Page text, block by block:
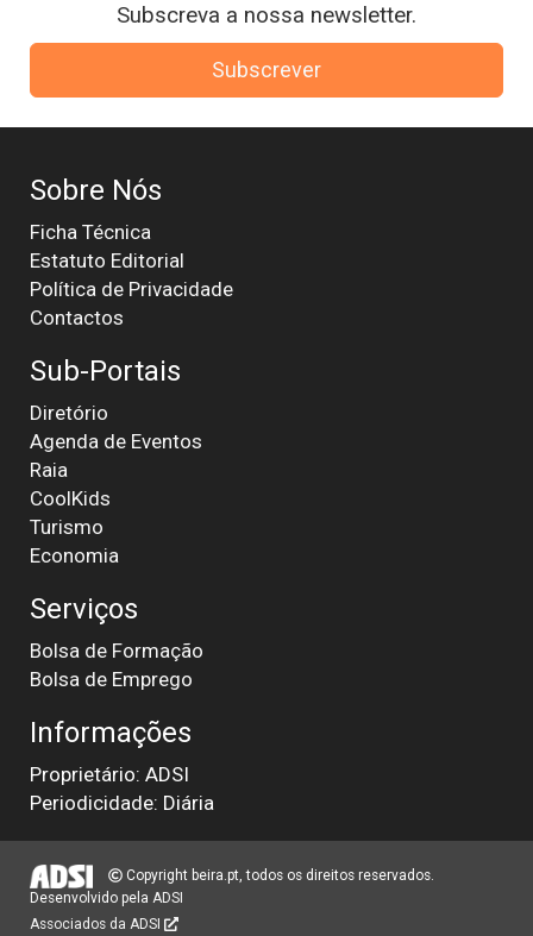
Subscreva a nossa newsletter.
Subscrever
Sobre Nós
Ficha Técnica
Estatuto Editorial
Política de Privacidade
Contactos
Sub-Portais
Diretório
Agenda de Eventos
Raia
CoolKids
Turismo
Economia
Serviços
Bolsa de Formação
Bolsa de Emprego
Informações
Proprietário: ADSI
Periodicidade: Diária
Copyright beira.pt, todos os direitos reservados.
Desenvolvido pela ADSI
Associados da ADSI